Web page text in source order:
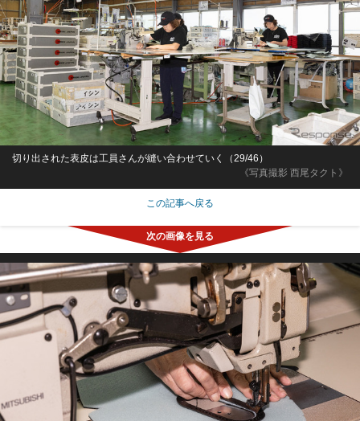
《写真撮影 西尾タクト》
切り出された表皮は工員さんが縫い合わせていく（29/46）
この記事へ戻る